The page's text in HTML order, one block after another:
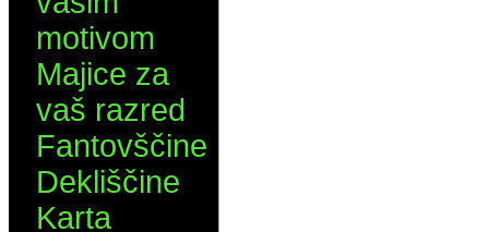
motivom
Majice za
vaš razred
Fantovščine
Dekliščine
Karta